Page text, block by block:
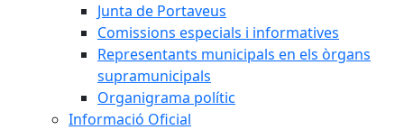
Junta de Portaveus
Comissions especials i informatives
Representants municipals en els òrgans
supramunicipals
Organigrama polític
Informació Oficial